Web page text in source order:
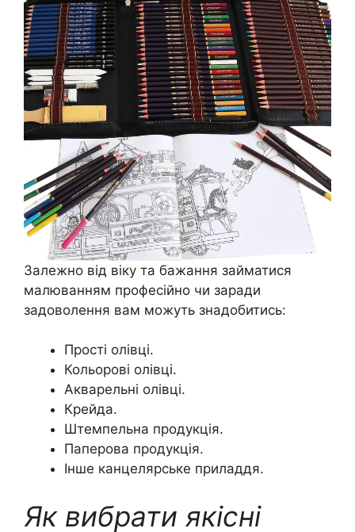
Залежно від віку та бажання займатися
малюванням професійно чи заради
задоволення вам можуть знадобитись:
Прості олівці.
Кольорові олівці.
Акварельні олівці.
Крейда.
Штемпельна продукція.
Паперова продукція.
Інше канцелярське приладдя.
Як вибрати якісні